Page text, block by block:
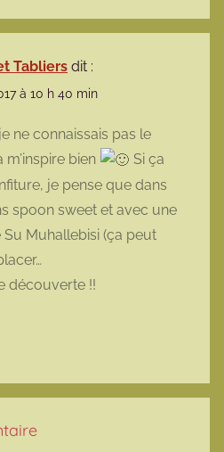
Tabliers dit :
à 10 h 40 min
ne connaissais pas le
bien
Si ça
je pense que dans
spoon sweet et avec une
Muhallebisi (ça peut
découverte !!